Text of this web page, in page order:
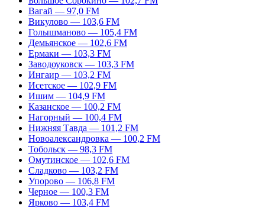
Вагай — 97,0 FM
Викулово — 103,6 FM
Голышманово — 105,4 FM
Демьянское — 102,6 FM
Ермаки — 103,3 FM
Заводоуковск — 103,3 FM
Ингаир — 103,2 FM
Исетское — 102,9 FM
Ишим — 104,9 FM
Казанское — 100,2 FM
Нагорный — 100,4 FM
Нижняя Тавда — 101,2 FM
Новоалександровка — 100,2 FM
Тобольск — 98,3 FM
Омутинское — 102,6 FM
Сладково — 103,2 FM
Упорово — 106,8 FM
Черное — 100,3 FM
Ярково — 103,4 FM